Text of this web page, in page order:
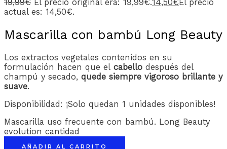
19,99€ El precio original era: 19,99€.14,50€El precio
actual es: 14,50€.
Mascarilla con bambú Long Beauty
Los extractos vegetales contenidos en su
formulación hacen que el cabello después del
champú y secado, quede siempre vigoroso brillante y
suave.
Disponibilidad: ¡Solo quedan 1 unidades disponibles!
Mascarilla uso frecuente con bambú. Long Beauty
evolution cantidad
AÑADIR AL CARRITO